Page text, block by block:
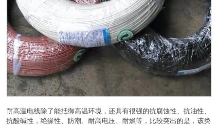
耐高温电线除了能抵御高温环境，还具有很强的抗腐蚀性、抗油性、
抗酸碱性，绝缘性、防潮、耐高电压、耐燃等，比较突出的是，该类